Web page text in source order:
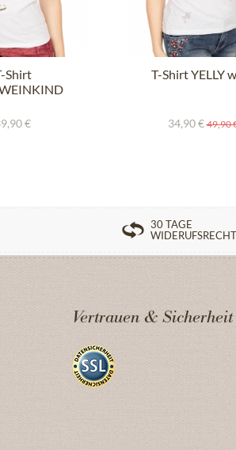
Shirt
€
T-Shirt YELLY
34,90 € 49,90
30 TAGE
WIDERUFSRECHT
Vertrauen & Sicherheit